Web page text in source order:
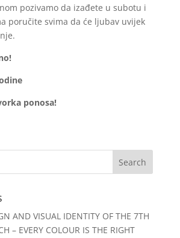
pozivamo da izađete u subotu i
poručite svima da će ljubav uvijek
ponosa!
AND VISUAL IDENTITY OF THE 7TH
– EVERY COLOUR IS THE RIGHT